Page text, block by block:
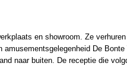
en showroom. Ze
De Bonte
naar buiten. De receptie die